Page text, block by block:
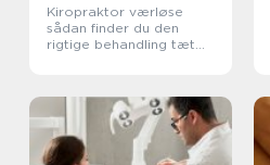
Kiropraktor værløse
sådan finder du den
rigtige behandling tæt